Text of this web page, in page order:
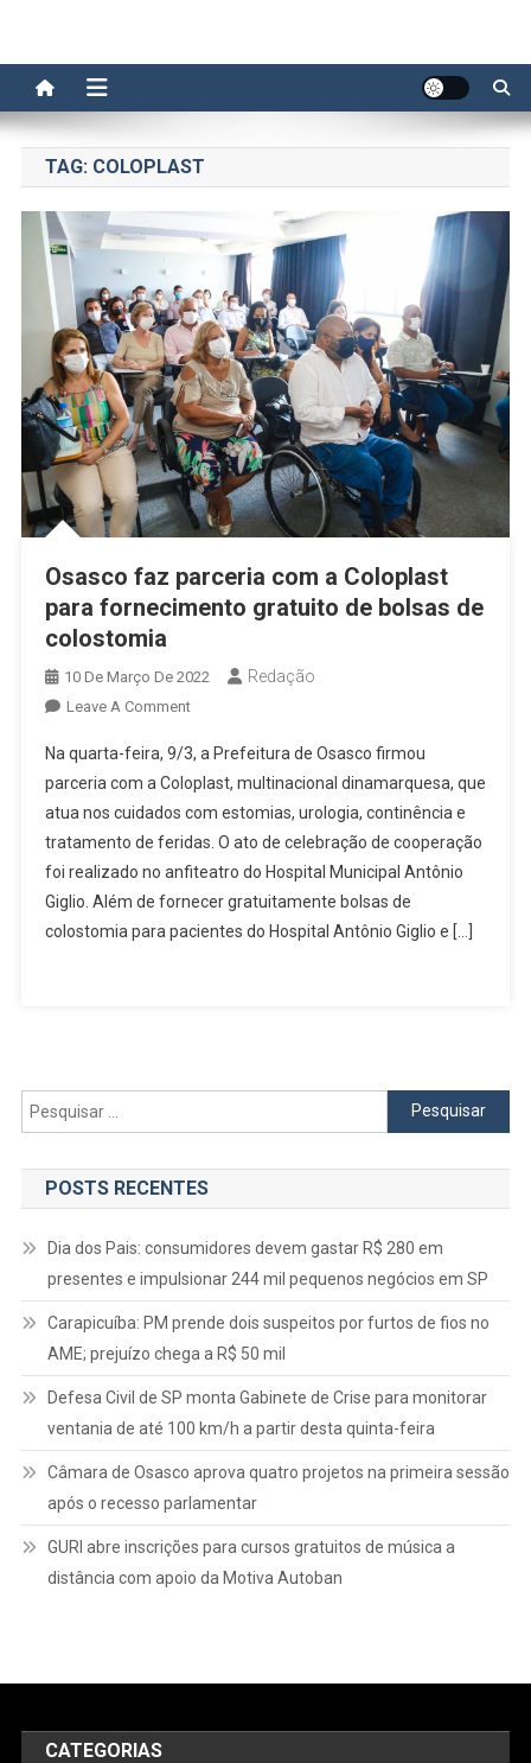
TAG: COLOPLAST
Osasco faz parceria com a Coloplast
para fornecimento gratuito de bolsas de
colostomia
10 De Março De 2022 Redação
Leave A CommentOn
Faz
Parceria
Com
A
Coloplast
Para
Fornecimento
Na quarta-feira, 9/3, a Prefeitura de Osasco firmou
parceria com a Coloplast, multinacional dinamarquesa, que
atua nos cuidados com estomias, urologia, continência e
tratamento de feridas. O ato de celebração de cooperação
foi realizado no anfiteatro do Hospital Municipal Antônio
Giglio. Além de fornecer gratuitamente bolsas de
colostomia para pacientes do Hospital Antônio Giglio e […]
Pesquisar
por:
POSTS RECENTES
Dia dos Pais: consumidores devem gastar R$ 280 em
presentes e impulsionar 244 mil pequenos negócios em SP
Carapicuíba: PM prende dois suspeitos por furtos de fios no
AME; prejuízo chega a R$ 50 mil
Defesa Civil de SP monta Gabinete de Crise para monitorar
ventania de até 100 km/h a partir desta quinta-feira
Câmara de Osasco aprova quatro projetos na primeira sessão
após o recesso parlamentar
GURI abre inscrições para cursos gratuitos de música a
distância com apoio da Motiva Autoban
CATEGORIAS